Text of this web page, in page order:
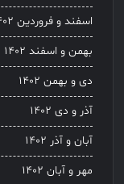
اسفند و فروردین ۱۴۰۲
بهمن و اسفند ۱۴۰۲
دی و بهمن ۱۴۰۲
آذر و دی ۱۴۰۲
آبان و آذر ۱۴۰۲
مهر و آبان ۱۴۰۲